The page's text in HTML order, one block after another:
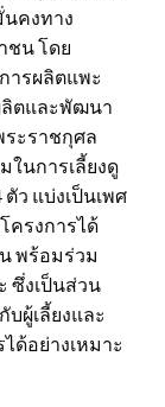
คงทาง
น โดย
ารผลิตแพะ
ลิตและพัฒนา
ระราชกุศล
นการเลี้ยงดู
ว แบ่งเป็นเพศ
ครงการได้
พร้อมร่วม
ซึ่งเป็นส่วน
ผู้เลี้ยงและ
ด้อย่างเหมาะ